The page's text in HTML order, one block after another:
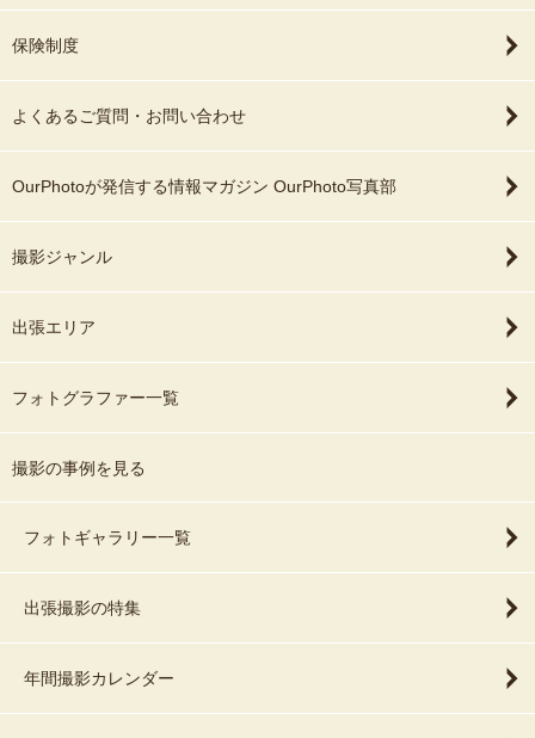
保険制度
よくあるご質問・お問い合わせ
OurPhotoが発信する情報マガジン OurPhoto写真部
撮影ジャンル
出張エリア
フォトグラファー一覧
撮影の事例を見る
フォトギャラリー一覧
出張撮影の特集
年間撮影カレンダー